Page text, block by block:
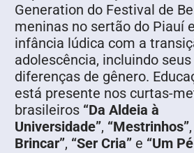
Generation do Festival de
meninas no sertão do Piauí
infância lúdica com a
adolescência, incluindo
diferenças de gênero.
está presente nos curtas-
brasileiros “Da Aldeia à
Universidade”, “Mestrinhos”,
Brincar”, “Ser Cria” e “Um